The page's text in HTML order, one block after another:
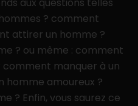
? comment
attirer un homme ?
? ou même : comment
manquer à un
homme amoureux ?
? Enfin, vous saurez ce